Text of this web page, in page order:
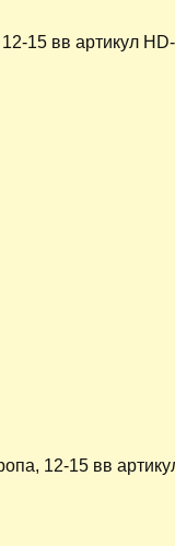
15 вв артикул
12-15 вв